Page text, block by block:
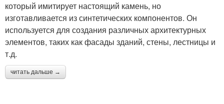
который имитирует настоящий камень, но
изготавливается из синтетических компонентов. Он
используется для создания различных архитектурных
элементов, таких как фасады зданий, стены, лестницы и
т.д.
читать дальше →